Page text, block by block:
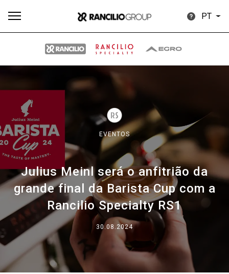
PT
EVENTOS
Julius Meinl será o anfitrião da
grande final da Barista Cup com a
Rancilio Specialty RS1
30.08.2024
Notícias
Our brands
Group
Notícias